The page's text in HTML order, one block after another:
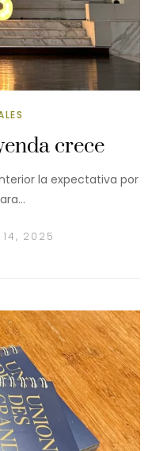
crece
la expectativa por
14, 2025